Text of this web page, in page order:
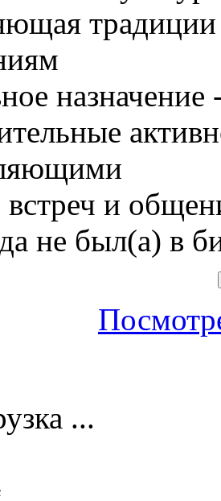
назначение
встреч и
не был(а) в
...